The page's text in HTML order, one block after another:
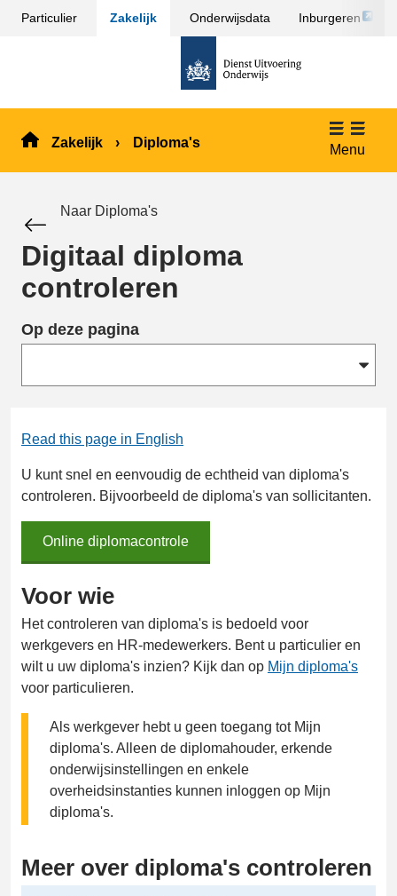
Sla
inhoud
Particulier Zakelijk Onderwijsdata Inburgeren
Link
pagina
de
Zakelijk Diploma's Menu
Naar Diploma's
Digitaal diploma
controleren
Op deze pagina
Read this page in English
U kunt snel en eenvoudig de echtheid van diploma's
controleren. Bijvoorbeeld de diploma's van sollicitanten.
Online diplomacontrole
Online
diplomacontrole
Voor wie
Het controleren van diploma's is bedoeld voor
werkgevers en HR-medewerkers. Bent u particulier en
wilt u uw diploma's inzien? Kijk dan op Mijn diploma's
voor particulieren.
Als werkgever hebt u geen toegang tot Mijn
diploma's. Alleen de diplomahouder, erkende
onderwijsinstellingen en enkele
overheidsinstanties kunnen inloggen op Mijn
diploma's.
Meer over diploma's controleren